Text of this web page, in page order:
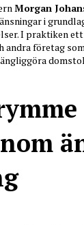
Morgan
i
I praktiken
andra företag